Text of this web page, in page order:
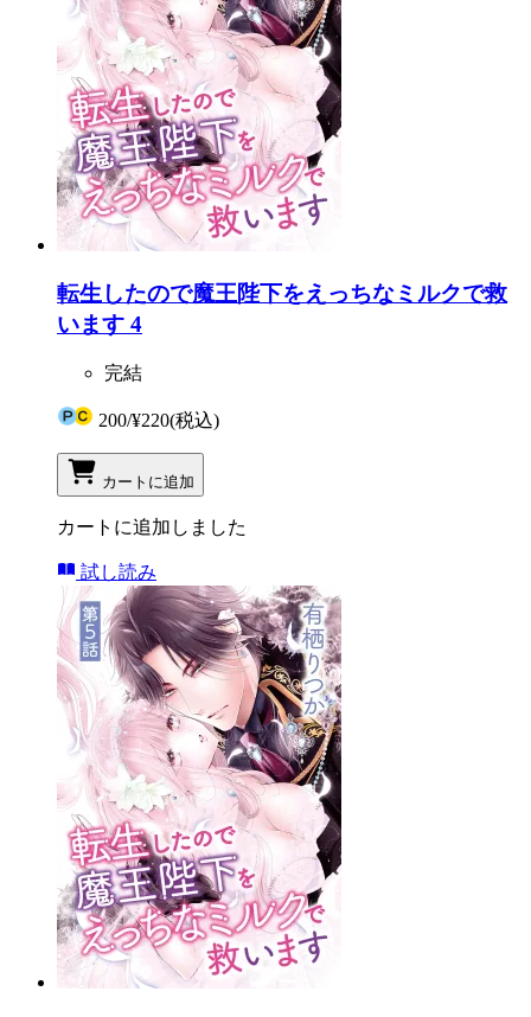
転生したので魔王陛下をえっちなミルクで救
います 4
完結
200/¥220(税込)
カートに追加
カートに追加しました
試し読み